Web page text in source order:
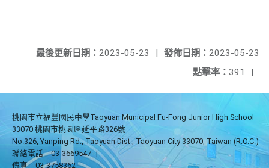
發佈日期： 2023-05-23
最後更新日期： 2023-05-23
|
點擊率： 391 |
桃園市立福豐國民中學Taoyuan Municipal Fu-Fong Junior High School
33070 桃園市桃園區延平路326號
No.326, Yanping Rd., Taoyuan Dist., Taoyuan City 33070, Taiwan (R.O.C.)
聯絡電話
03-3669547 |
傳真
03-3758362